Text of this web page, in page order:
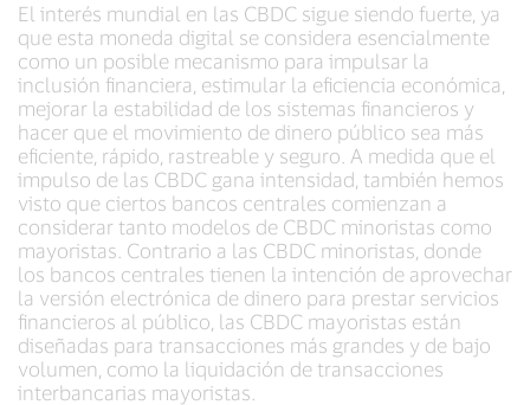
El interés mundial en las CBDC sigue siendo fuerte, ya
que esta moneda digital se considera esencialmente
como un posible mecanismo para impulsar la
inclusión financiera, estimular la eficiencia económica,
mejorar la estabilidad de los sistemas financieros y
hacer que el movimiento de dinero público sea más
eficiente, rápido, rastreable y seguro. A medida que el
impulso de las CBDC gana intensidad, también hemos
visto que ciertos bancos centrales comienzan a
considerar tanto modelos de CBDC minoristas como
mayoristas. Contrario a las CBDC minoristas, donde
los bancos centrales tienen la intención de aprovechar
la versión electrónica de dinero para prestar servicios
financieros al público, las CBDC mayoristas están
diseñadas para transacciones más grandes y de bajo
volumen, como la liquidación de transacciones
interbancarias mayoristas.